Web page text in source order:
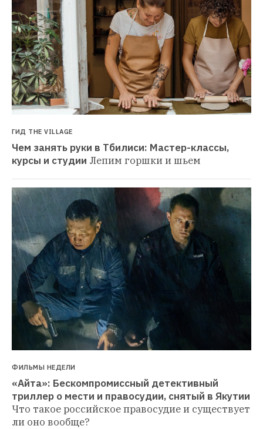
ГИД THE VILLAGE
Чем занять руки в Тбилиси: Мастер-классы,
курсы и студии Лепим горшки и шьем
ФИЛЬМЫ НЕДЕЛИ
«Айта»: Бескомпромиссный детективный
триллер о мести и правосудии, снятый в Якутии
Что такое российское правосудие и существует
ли оно вообще?